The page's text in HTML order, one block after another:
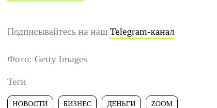
Подписывайтесь на наш Telegram-канал
Фото: Getty Images
Теги
НОВОСТИ БИЗНЕС ДЕНЬГИ ZOOM